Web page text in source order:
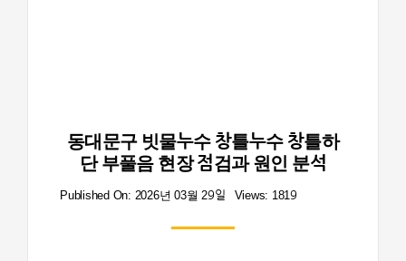
동대문구 빗물누수 창틀누수 창틀하
단 부풀음 현장 점검과 원인 분석
Published On: 2026년 03월 29일 Views: 1819